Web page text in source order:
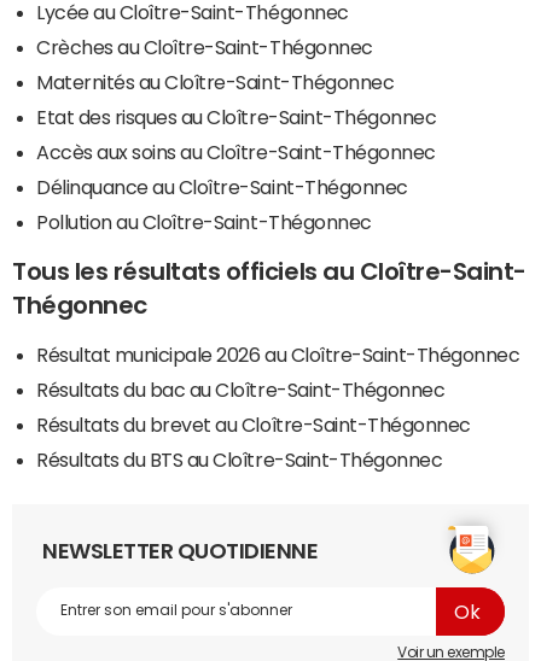
Lycée au Cloître-Saint-Thégonnec
Crèches au Cloître-Saint-Thégonnec
Maternités au Cloître-Saint-Thégonnec
Etat des risques au Cloître-Saint-Thégonnec
Accès aux soins au Cloître-Saint-Thégonnec
Délinquance au Cloître-Saint-Thégonnec
Pollution au Cloître-Saint-Thégonnec
Tous les résultats officiels au Cloître-Saint-
Thégonnec
Résultat municipale 2026 au Cloître-Saint-Thégonnec
Résultats du bac au Cloître-Saint-Thégonnec
Résultats du brevet au Cloître-Saint-Thégonnec
Résultats du BTS au Cloître-Saint-Thégonnec
NEWSLETTER QUOTIDIENNE
Voir un exemple